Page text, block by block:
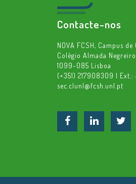
Contacte-nos
NOVA FCSH, Campus
Colégio Almada
1099-085 Lisboa
(+351) 217908309 | Ext.:
sec.clunl@fcsh.unl.pt